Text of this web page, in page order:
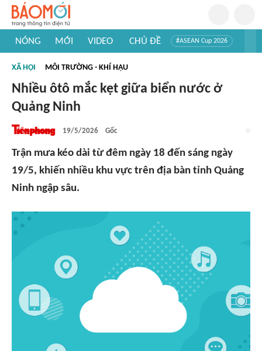
NÓNG MỚI VIDEO CHỦ ĐỀ #ASEAN Cup 2026
#Khám phá thế giới
XÃ HỘI MÔI TRƯỜNG - KHÍ HẬU
Nhiều ôtô mắc kẹt giữa biển nước ở
Quảng Ninh
19/5/2026 Gốc
Trận mưa kéo dài từ đêm ngày 18 đến sáng ngày
19/5, khiến nhiều khu vực trên địa bàn tỉnh Quảng
Ninh ngập sâu.